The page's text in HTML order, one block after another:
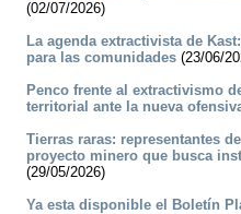
(02/07/2026)
La agenda extractivista de
para las comunidades (23/06/
Penco frente al extractivismo
territorial ante la nueva
Tierras raras: representantes
proyecto minero que busca
(29/05/2026)
Ya esta disponible el Boletín